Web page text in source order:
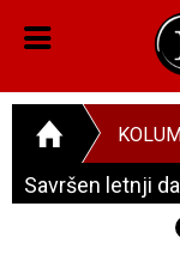
Savršen letnji